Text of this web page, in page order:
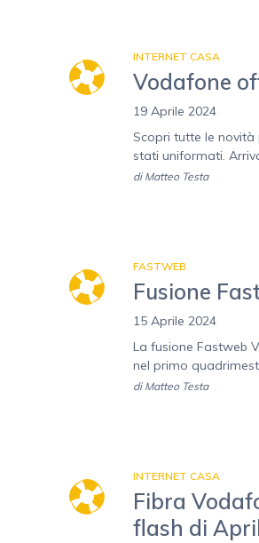
INTERNET CASA
Vodafone
19 Aprile 2024
Scopri tutte le
stati uniformati.
di Matteo Testa
FASTWEB
Fusione
15 Aprile 2024
La fusione Fastweb
nel primo
di Matteo Testa
INTERNET CASA
Fibra
flash di